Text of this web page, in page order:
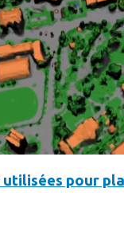
pour